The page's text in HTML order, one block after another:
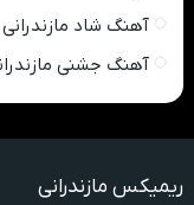
آهنگ شاد مازندرانی
آهنگ جشنی
ریمیکس مازندرانی